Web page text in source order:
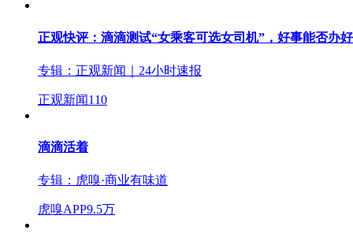
正观快评：滴滴测试“女乘客可选女司机”，好事能否办
专辑： 正观新闻｜24小时速报
正观新闻110
滴滴活着
专辑： 虎嗅·商业有味道
虎嗅APP9.5万